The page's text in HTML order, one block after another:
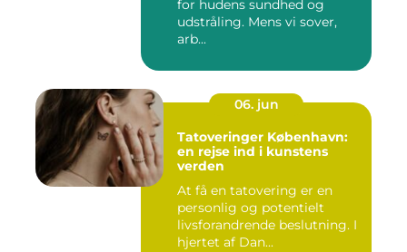
for hudens sundhed og
udstråling. Mens vi sover,
arb...
06. jun
Tatoveringer København:
en rejse ind i kunstens
verden
At få en tatovering er en
personlig og potentielt
livsforandrende beslutning. I
hjertet af Dan...